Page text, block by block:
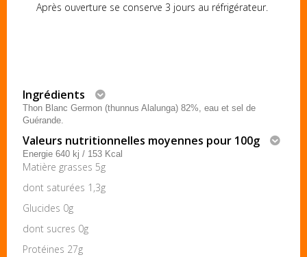
Après ouverture se conserve 3 jours au réfrigérateur.
Ingrédients
Thon Blanc Germon (thunnus Alalunga) 82%, eau et sel de
Guérande.
Valeurs nutritionnelles moyennes pour 100g
Energie 640 kj / 153 Kcal
Matière grasses 5g
dont saturées 1,3g
Glucides 0g
dont sucres 0g
Protéines 27g